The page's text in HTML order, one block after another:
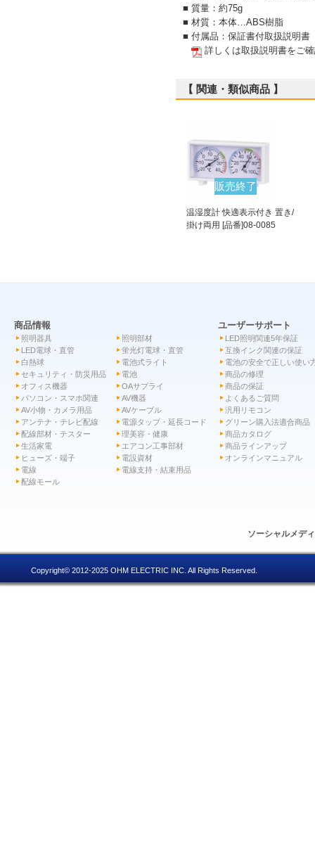
■ 質量：約75g
■ 材質：本体…ABS樹脂
■ 付属品：保証書付取扱説明書
詳しくは取扱説明書をご
【 関連・類似商品 】
販売終了
温湿度計 快適表示付き 置き/
掛け両用 [品番]08-0085
商品情報
照明器具
照明部材
LED電球・直管
蛍光灯電球・直管
白熱球
電池式ライト
セキュリティ・防災用品
電池
オフィス機器
OAサプライ
パソコン・スマホ関連
AV機器
AV小物・カメラ用品
AVケーブル
アンテナ・テレビ配線
電源タップ・延長コード
配線部材・テスター
理美容・健康
生活家電
エアコン工事部材
ヒューズ・端子
電設資材
電線
電線支持・結束用品
配線モール
ユーザーサポート
LED照明関連5年保証
互換インク関連の保証
電池の安全で正しい使い
商品の修理
商品の保証
よくあるご質問
汎用リモコン
グリーン購入法適合商品
商品カタログ
商品ラインアップ
オンラインマニュアル
ソーシャルメデ
Copyright© 2012-2025 OHM ELECTRIC INC. All Rights Reserved.